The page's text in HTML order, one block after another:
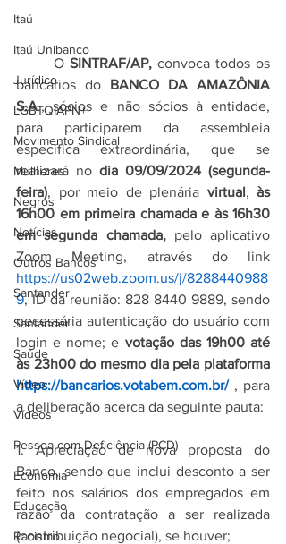
Itaú
Itaú Unibanco
Jurídico
LGBTQIAPN+
Movimento Sindical
Mulheres
Negros
Notícias
Outros Bancos
Santander
Santander
Saúde
Vídeo
Vídeos
Pessoa com Deficiência (PCD)
Economia
Educação
Racismo
	O
SINTRAF/AP, convoca todos os
bancários do BANCO DA AMAZÔNIA
S.A., sócios e não sócios à entidade,
para participarem da assembleia
específica extraordinária, que se
realizará no dia 09/09/2024 (segunda-
feira), por meio de plenária virtual, às
16h00 em primeira chamada e às 16h30
em segunda chamada, pelo aplicativo
https://us02web.zoom.us/j/8288440988
9, ID da reunião: 828 8440 9889, sendo
necessária autenticação do usuário com
login e nome; e votação das 19h00 até
https://bancarios.votabem.com.br/ , para
a deliberação acerca da seguinte pauta:
1. Apreciação de nova proposta do
Banco, sendo que inclui desconto a ser
feito nos salários dos empregados em
razão da contratação a ser realizada
(contribuição negocial), se houver;